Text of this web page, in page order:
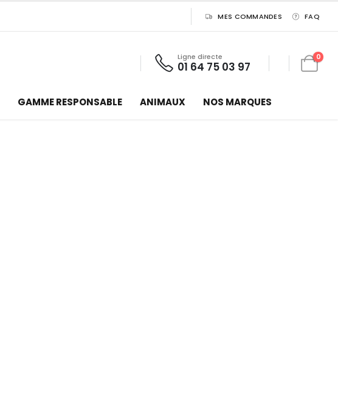
MES COMMANDES FAQ
Ligne directe
01 64 75 03 97
0
GAMME RESPONSABLE ANIMAUX NOS MARQUES